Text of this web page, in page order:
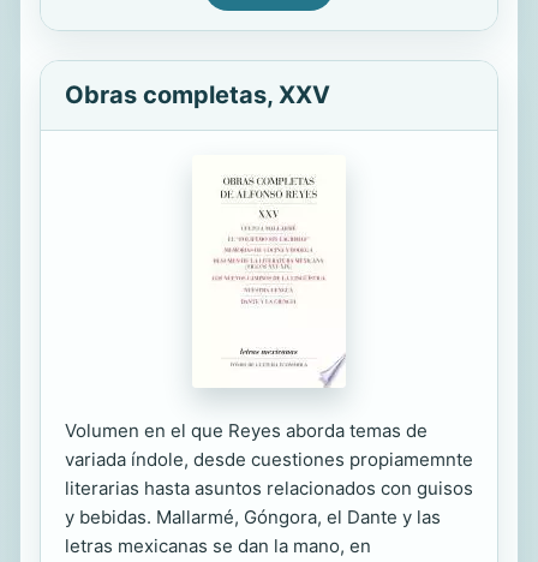
Obras completas, XXV
Volumen en el que Reyes aborda temas de
variada índole, desde cuestiones propiamemnte
literarias hasta asuntos relacionados con guisos
y bebidas. Mallarmé, Góngora, el Dante y las
letras mexicanas se dan la mano, en